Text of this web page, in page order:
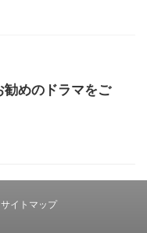
勧めのドラマをご
サイトマップ